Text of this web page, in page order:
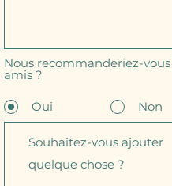
Nous recommanderiez-vous
amis ?
Oui Non